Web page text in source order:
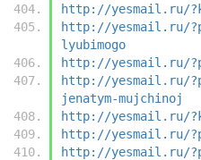
http://yesmail.ru/
http://yesmail.ru/
lyubimogo
http://yesmail.ru/
http://yesmail.ru/
jenatym-mujchinoj
http://yesmail.ru/
http://yesmail.ru/
http://yesmail.ru/